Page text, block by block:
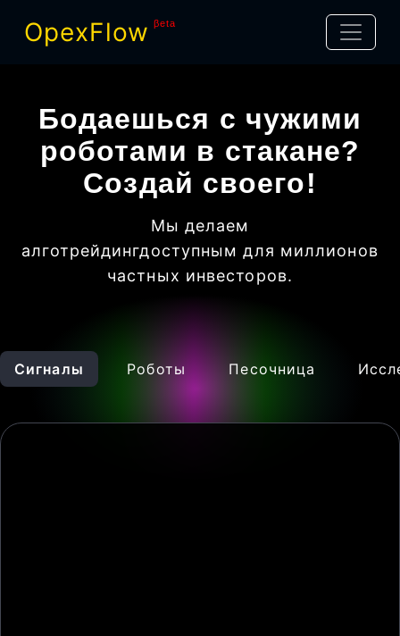
OpexFlow βeta
Бодаешься с чужими
роботами в стакане?
Создай своего!
Мы делаем
алготрейдингдоступным для миллионов
частных инвесторов.
Сигналы Роботы Песочница